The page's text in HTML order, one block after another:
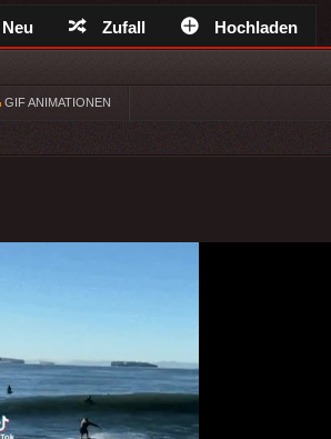
Neu Zufall Hochladen
GIF ANIMATIONEN